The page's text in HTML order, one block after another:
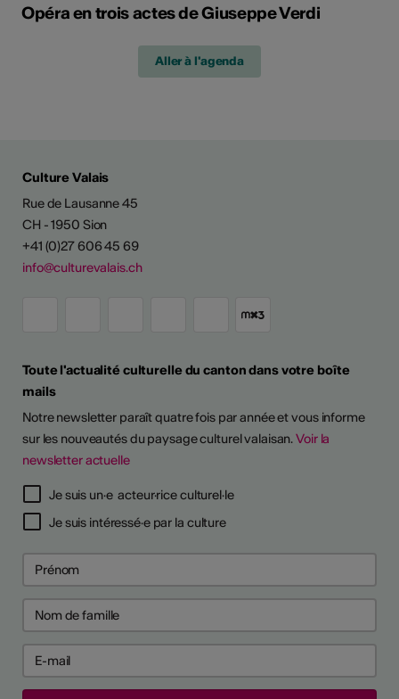
Opéra en trois actes de Giuseppe Verdi
Aller à l'agenda
Culture Valais
Rue de Lausanne 45
CH - 1950 Sion
+41 (0)27 606 45 69
info@culturevalais.ch
Toute l'actualité culturelle du canton dans votre boîte
mails
Notre newsletter paraît quatre fois par année et vous informe
sur les nouveautés du paysage culturel valaisan.Voir la
newsletter actuelle
Je suis un·e acteur·rice culturel·le
Je suis intéressé·e par la culture